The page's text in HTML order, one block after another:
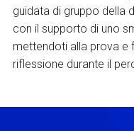
guidata di gruppo della
con il supporto di uno
mettendoti alla prova e
riflessione durante il